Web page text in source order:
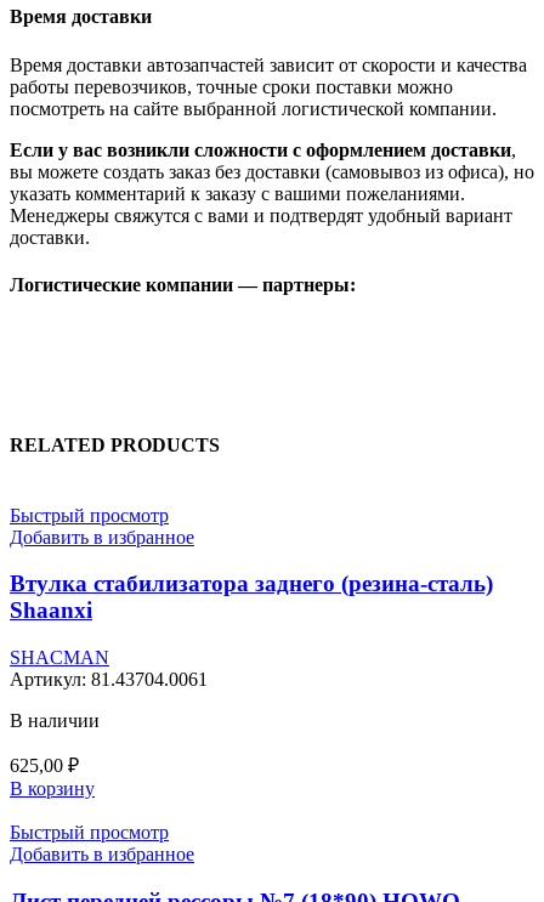
Время доставки
Время доставки автозапчастей зависит от скорости и качества
работы перевозчиков, точные сроки поставки можно
посмотреть на сайте выбранной логистической компании.
Если у вас возникли сложности с оформлением доставки,
вы можете создать заказ без доставки (самовывоз из офиса), но
указать комментарий к заказу с вашими пожеланиями.
Менеджеры свяжутся с вами и подтвердят удобный вариант
доставки.
Логистические компании — партнеры:
RELATED PRODUCTS
Быстрый просмотр
Добавить в избранное
Втулка стабилизатора заднего (резина-сталь)
Shaanxi
SHACMAN
Артикул: 81.43704.0061
В наличии
625,00 ₽
В корзину
Быстрый просмотр
Добавить в избранное